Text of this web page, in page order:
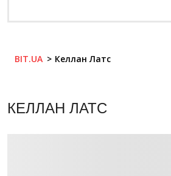
BIT.UA Келлан Латс
КЕЛЛАН ЛАТС